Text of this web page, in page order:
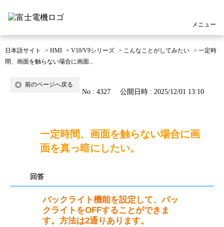
メニュー
日本語サイト > HMI > V10/V9シリーズ > こんなことがしてみたい > 一定時
間、画面を触らない場合に画面...
前のページへ戻る
No : 4327 公開日時 : 2025/12/01 13:10
一定時間、画面を触らない場合に画
面を真っ暗にしたい。
回答
バックライト機能を設定して、バッ
クライトをOFFすることができま
す。方法は2通りあります。